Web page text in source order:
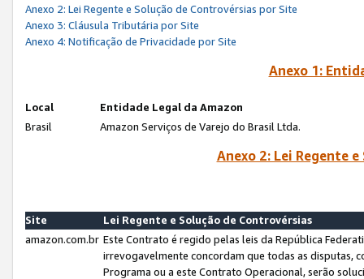
Anexo 2: Lei Regente e Solução de Controvérsias por Site
Anexo 3: Cláusula Tributária por Site
Anexo 4: Notificação de Privacidade por Site
Anexo 1:
Local
Entidade Legal da Amazon
Brasil
Amazon Serviços de Varejo do Brasil Ltda.
Anexo 2: Lei Regente
Site
Lei Regente e Solução de Controvérsias
amazon.com.br Este Contrato é regido pelas leis da República
irrevogavelmente concordam que todas as disputas,
Programa ou a este Contrato Operacional, serão